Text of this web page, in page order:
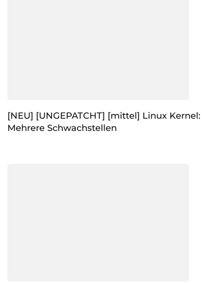
[NEU] [UNGEPATCHT] [mittel] Linux Kernel:
Mehrere Schwachstellen